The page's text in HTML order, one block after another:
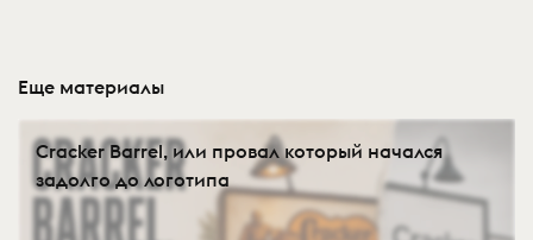
Еще материалы
Cracker Barrel, или провал который начался
задолго до логотипа